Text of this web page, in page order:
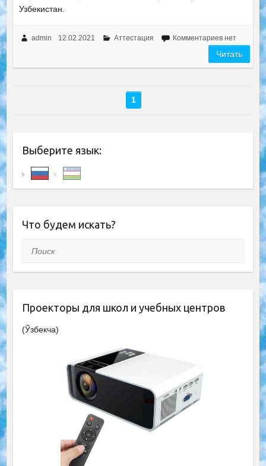
Узбекистан.
admin 12.02.2021 Аттестация Комментариев нет
Читать
1
Выберите язык:
Что будем искать?
Поиск
Проекторы для школ и учебных центров
(Ўзбекча)